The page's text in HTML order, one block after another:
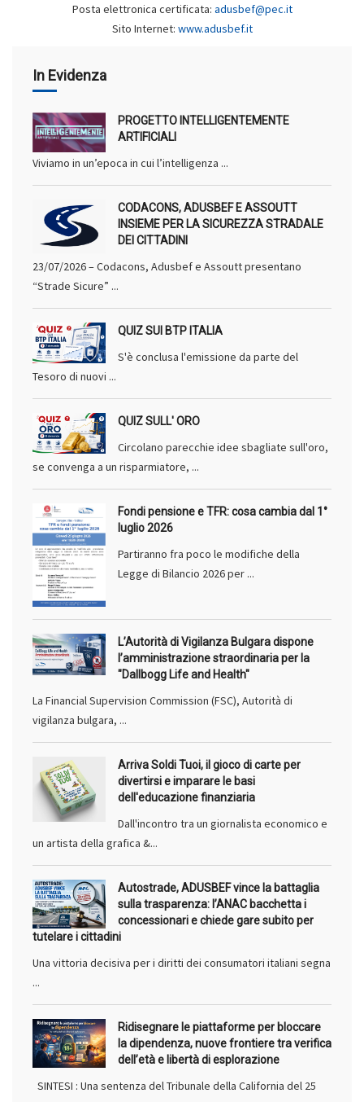
Posta elettronica certificata: adusbef@pec.it
Sito Internet: www.adusbef.it
In Evidenza
PROGETTO INTELLIGENTEMENTE
ARTIFICIALI
Viviamo in un’epoca in cui l’intelligenza ...
CODACONS, ADUSBEF E ASSOUTT
INSIEME PER LA SICUREZZA STRADALE
DEI CITTADINI
23/07/2026 – Codacons, Adusbef e Assoutt presentano
“Strade Sicure” ...
QUIZ SUI BTP ITALIA
S'è conclusa l'emissione da parte del
Tesoro di nuovi ...
QUIZ SULL' ORO
Circolano parecchie idee sbagliate sull'oro,
se convenga a un risparmiatore, ...
Fondi pensione e TFR: cosa cambia dal 1°
luglio 2026
Partiranno fra poco le modifiche della
Legge di Bilancio 2026 per ...
L’Autorità di Vigilanza Bulgara dispone
l’amministrazione straordinaria per la
"Dallbogg Life and Health"
La Financial Supervision Commission (FSC), Autorità di
vigilanza bulgara, ...
Arriva Soldi Tuoi, il gioco di carte per
divertirsi e imparare le basi
dell'educazione finanziaria
Dall'incontro tra un giornalista economico e
un artista della grafica &...
Autostrade, ADUSBEF vince la battaglia
sulla trasparenza: l’ANAC bacchetta i
concessionari e chiede gare subito per
tutelare i cittadini
Una vittoria decisiva per i diritti dei consumatori italiani segna
...
Ridisegnare le piattaforme per bloccare
la dipendenza, nuove frontiere tra verifica
dell’età e libertà di esplorazione
SINTESI : Una sentenza del Tribunale della California del 25